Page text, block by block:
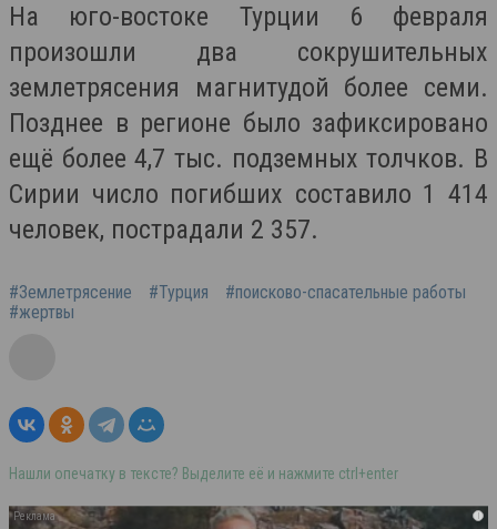
На юго-востоке Турции 6 февраля
произошли два сокрушительных
землетрясения магнитудой более семи.
Позднее в регионе было зафиксировано
ещё более 4,7 тыс. подземных толчков. В
Сирии число погибших составило 1 414
человек, пострадали 2 357.
#Землетрясение #Турция
#поисково-спасательные работы
#жертвы
Нашли опечатку в тексте? Выделите её и нажмите ctrl+enter
i